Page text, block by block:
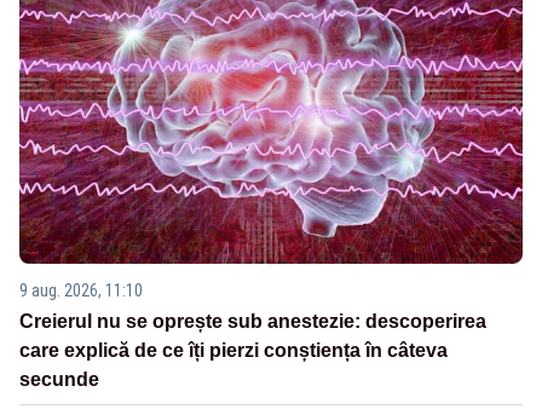
9 aug. 2026, 11:10
Creierul nu se oprește sub anestezie: descoperirea
care explică de ce îți pierzi conștiența în câteva
secunde